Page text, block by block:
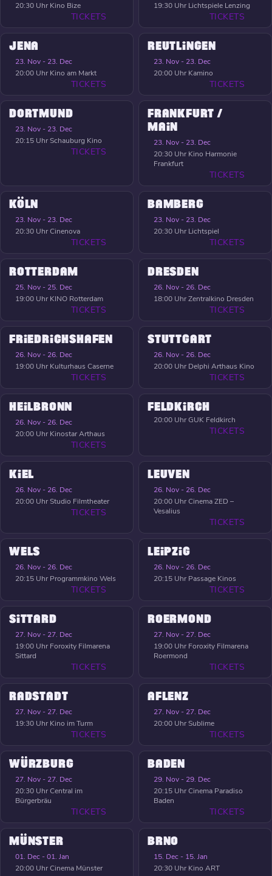
20:30 Uhr Kino Bize
TICKETS
19:30 Uhr Lichtspiele Lenzing
TICKETS
JENA
23. Nov - 23. Dec
20:00 Uhr Kino am Markt
TICKETS
REUTLINGEN
23. Nov - 23. Dec
20:00 Uhr Kamino
TICKETS
DORTMUND
23. Nov - 23. Dec
20:15 UhrSchauburg Kino
TICKETS
FRANKFURT /
MAIN
23. Nov - 23. Dec
20:30 Uhr Kino Harmonie
Frankfurt
TICKETS
KÖLN
23. Nov - 23. Dec
20:30 UhrCinenova
TICKETS
BAMBERG
23. Nov - 23. Dec
20:30 Uhr Lichtspiel
TICKETS
ROTTERDAM
25. Nov - 25. Dec
19:00 Uhr KINO Rotterdam
TICKETS
DRESDEN
26. Nov - 26. Dec
18:00 UhrZentralkino Dresden
TICKETS
FRIEDRICHSHAFEN
26. Nov - 26. Dec
19:00 Uhr Kulturhaus Caserne
TICKETS
STUTTGART
26. Nov - 26. Dec
20:00 Uhr Delphi Arthaus Kino
TICKETS
HEILBRONN
26. Nov - 26. Dec
20:00 Uhr Kinostar Arthaus
TICKETS
FELDKIRCH
20:00 UhrGUK Feldkirch
TICKETS
KIEL
26. Nov - 26. Dec
20:00 UhrStudio Filmtheater
TICKETS
LEUVEN
26. Nov - 26. Dec
20:00 UhrCinema ZED –
Vesalius
TICKETS
WELS
26. Nov - 26. Dec
20:15 Uhr Programmkino Wels
TICKETS
LEIPZIG
26. Nov - 26. Dec
20:15 Uhr Passage Kinos
TICKETS
SITTARD
27. Nov - 27. Dec
19:00 Uhr Foroxity Filmarena
Sittard
TICKETS
ROERMOND
27. Nov - 27. Dec
19:00 Uhr Foroxity Filmarena
Roermond
TICKETS
RADSTADT
27. Nov - 27. Dec
19:30 Uhr Kino im Turm
TICKETS
AFLENZ
27. Nov - 27. Dec
20:00 UhrSublime
TICKETS
WÜRZBURG
27. Nov - 27. Dec
20:30 UhrCentral im
Bürgerbräu
TICKETS
BADEN
29. Nov - 29. Dec
20:15 UhrCinema Paradiso
Baden
TICKETS
MÜNSTER
01. Dec - 01. Jan
20:00 UhrCinema Münster
BRNO
15. Dec - 15. Jan
20:30 Uhr Kino ART